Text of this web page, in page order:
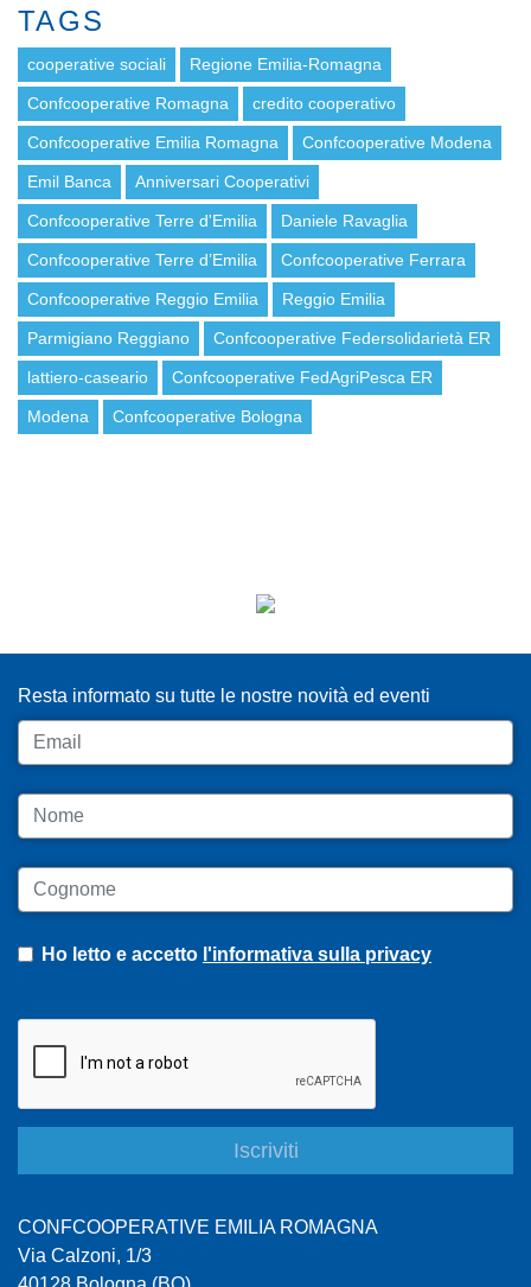
TAGS
cooperative sociali Regione Emilia-Romagna
Confcooperative Romagna credito cooperativo
Confcooperative Emilia Romagna Confcooperative Modena
Emil Banca Anniversari Cooperativi
Confcooperative Terre d'Emilia Daniele Ravaglia
Confcooperative Terre d’Emilia Confcooperative Ferrara
Confcooperative Reggio Emilia Reggio Emilia
Parmigiano Reggiano Confcooperative Federsolidarietà ER
lattiero-caseario Confcooperative FedAgriPesca ER
Modena Confcooperative Bologna
Resta informato su tutte le nostre novità ed eventi
Email
Nome
Cognome
Ho letto e accetto l'informativa sulla privacy
CONFCOOPERATIVE EMILIA ROMAGNA
Via Calzoni, 1/3